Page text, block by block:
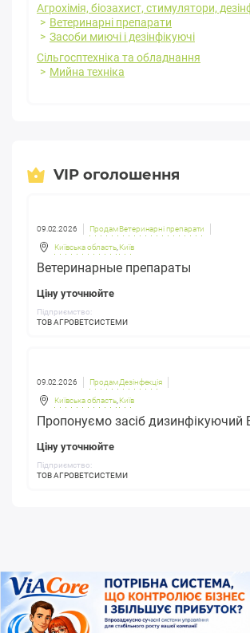
Агрохімія, біозахист, стимулятори,
Ветеринарні препарати
Засоби миючі і дезінфікуючі
Сільгосптехніка та обладнання
Мийна техніка
VIP оголошення
09.02.2026 Продам Ветеринарні препарати
Київська область, Київ
Ветеринарные препараты
Ціну уточнюйте
Підприємство:
ТОВ АГРОВЕТСИСТЕМИ
09.02.2026 Продам Дезінфекція
Київська область, Київ
Пропонуємо засіб дизинфікуючий
Ціну уточнюйте
Підприємство:
ТОВ АГРОВЕТСИСТЕМИ